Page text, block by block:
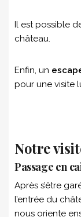
Il est possible
château.
Enfin, un
pour une visite
Notre
Passage en
Après s’être
l’entrée du
nous oriente